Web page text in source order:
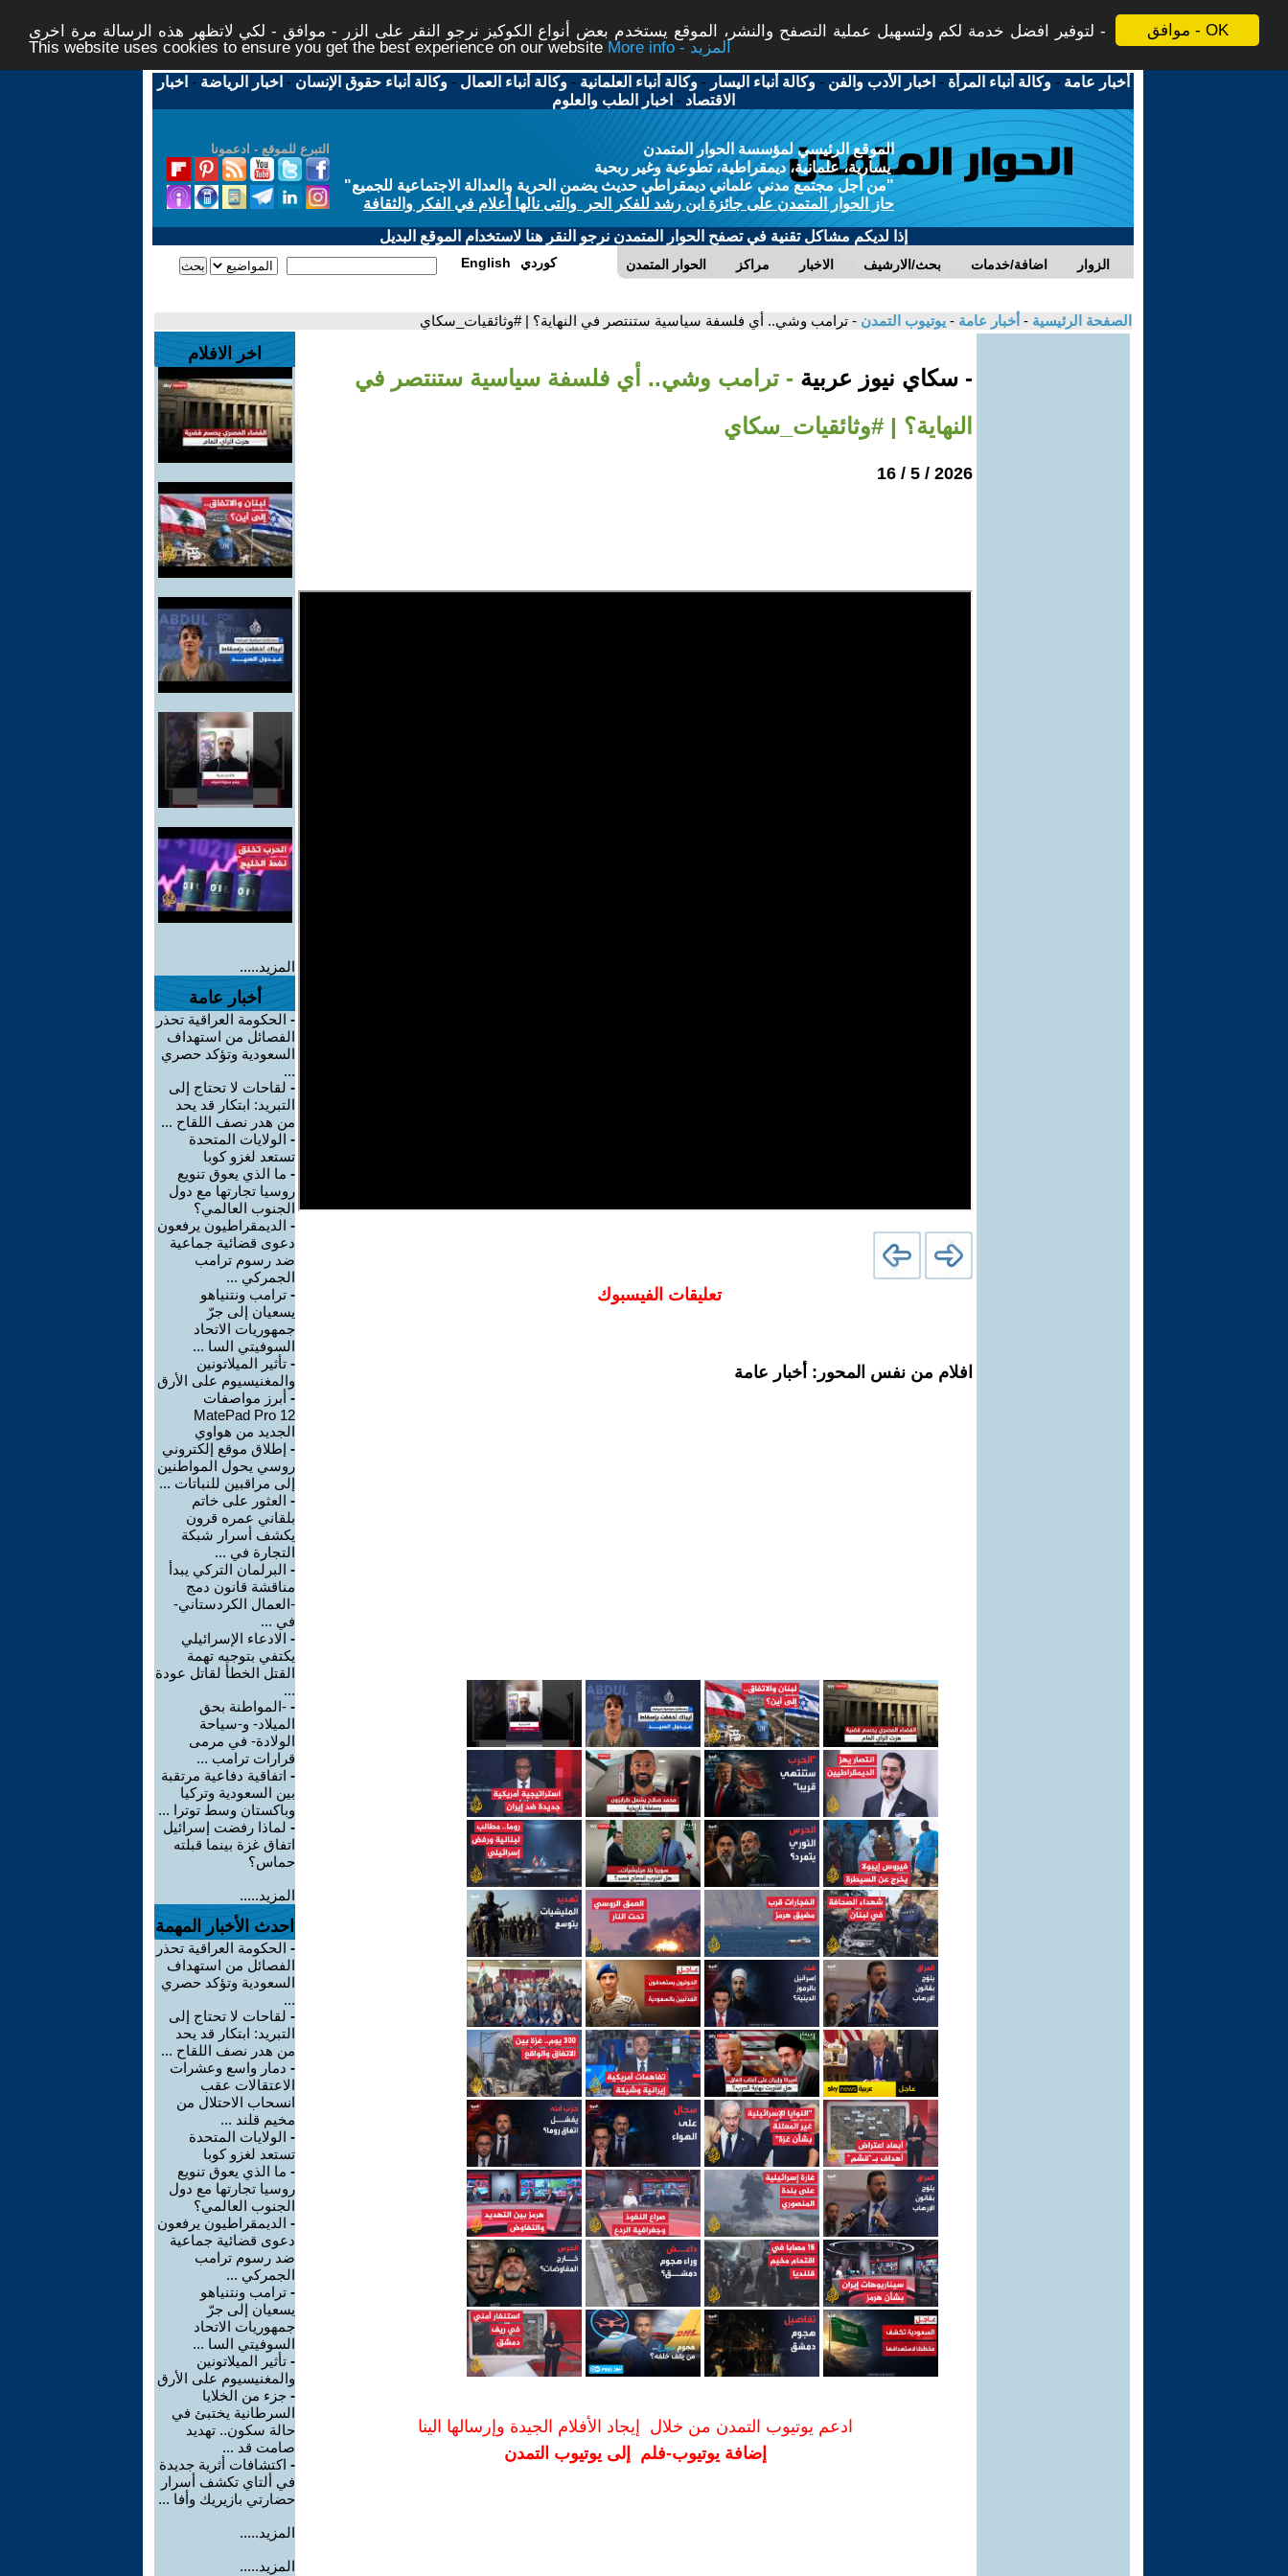
موافق - OK
لتوفير افضل خدمة لكم ولتسهيل عملية التصفح والنشر، الموقع يستخدم بعض أنواع الكوكيز نرجو النقر على الزر - موافق - لكي لاتظهر هذه الرسالة مرة اخرى -
This website uses cookies to ensure you get the best experience on our website
More info - المزيد
أخبار عامة -وكالة أنباء المرأة - اخبار الأدب والفن -وكالة أنباء اليسار -وكالة أنباء العلمانية -وكالة أنباء العمال -وكالة أنباء حقوق الإنسان - اخبار الرياضة - اخبار
الاقتصاد - اخبار الطب والعلوم
التبرع للموقع - ادعمونا
الموقع الرئيسي لمؤسسة الحوار المتمدن
يسارية، علمانية، ديمقراطية، تطوعية وغير ربحية
"من أجل مجتمع مدني علماني ديمقراطي حديث يضمن الحرية والعدالة الاجتماعية للجميع"
حاز الحوار المتمدن على جائزة ابن رشد للفكر الحر والتى نالها أعلام في الفكر والثقافة
إذا لديكم مشاكل تقنية في تصفح الحوار المتمدن نرجو النقر هنا لاستخدام الموقع البديل
الحوار المتمدن مراكز الاخبار بحث/الارشيف اضافة/خدمات الزوار English كوردي
الصفحة الرئيسية - أخبار عامة - يوتيوب التمدن - ترامب وشي.. أي فلسفة سياسية ستنتصر في النهاية؟ | #وثائقيات_سكاي
- سكاي نيوز عربية - ترامب وشي.. أي فلسفة سياسية ستنتصر في
النهاية؟ | #وثائقيات_سكاي
2026 / 5 / 16
تعليقات الفيسبوك
افلام من نفس المحور: أخبار عامة
ادعم يوتيوب التمدن من خلال إيجاد الأفلام الجيدة وإرسالها الينا
إضافة يوتيوب-فلم إلى يوتيوب التمدن
اخر الافلام
المزيد.....
أخبار عامة
- الحكومة العراقية تحذر
الفصائل من استهداف
السعودية وتؤكد حصري
...
- لقاحات لا تحتاج إلى
التبريد: ابتكار قد يحد
من هدر نصف اللقاح ...
- الولايات المتحدة
تستعد لغزو كوبا
- ما الذي يعوق تنويع
روسيا تجارتها مع دول
الجنوب العالمي؟
- الديمقراطيون يرفعون
دعوى قضائية جماعية
ضد رسوم ترامب
الجمركي ...
- ترامب ونتنياهو
يسعيان إلى جرّ
جمهوريات الاتحاد
السوفيتي السا ...
- تأثير الميلاتونين
والمغنيسيوم على الأرق
- أبرز مواصفات
MatePad Pro 12
الجديد من هواوي
- إطلاق موقع إلكتروني
روسي يحول المواطنين
إلى مراقبين للنباتات ...
- العثور على خاتم
بلقاني عمره قرون
يكشف أسرار شبكة
التجارة في ...
- البرلمان التركي يبدأ
مناقشة قانون دمج
-العمال الكردستاني-
في ...
- الادعاء الإسرائيلي
يكتفي بتوجيه تهمة
القتل الخطأ لقاتل عودة
...
- -المواطنة بحق
الميلاد- و-سياحة
الولادة- في مرمى
قرارات ترامب ...
- اتفاقية دفاعية مرتقبة
بين السعودية وتركيا
وباكستان وسط توترا ...
- لماذا رفضت إسرائيل
اتفاق غزة بينما قبلته
حماس؟
المزيد.....
احدث الأخبار المهمة
- الحكومة العراقية تحذر
الفصائل من استهداف
السعودية وتؤكد حصري
...
- لقاحات لا تحتاج إلى
التبريد: ابتكار قد يحد
من هدر نصف اللقاح ...
- دمار واسع وعشرات
الاعتقالات عقب
انسحاب الاحتلال من
مخيم قلند ...
- الولايات المتحدة
تستعد لغزو كوبا
- ما الذي يعوق تنويع
روسيا تجارتها مع دول
الجنوب العالمي؟
- الديمقراطيون يرفعون
دعوى قضائية جماعية
ضد رسوم ترامب
الجمركي ...
- ترامب ونتنياهو
يسعيان إلى جرّ
جمهوريات الاتحاد
السوفيتي السا ...
- تأثير الميلاتونين
والمغنيسيوم على الأرق
- جزء من الخلايا
السرطانية يختبئ في
حالة سكون.. تهديد
صامت قد ...
- اكتشافات أثرية جديدة
في ألتاي تكشف أسرار
حضارتي بازيريك وأفا ...
المزيد.....
المزيد.....